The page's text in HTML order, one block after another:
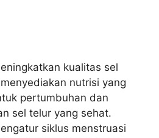
kualitas sel
nutrisi yang
pertumbuhan dan
sel telur yang sehat.
siklus menstruasi